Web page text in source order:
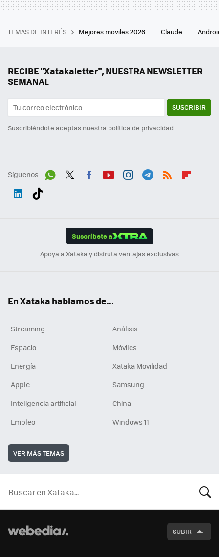
TEMAS DE INTERÉS Mejores moviles 2026 Claude
RECIBE "Xatakaletter", NUESTRA NEWSLETTER
SEMANAL
SUSCRIBIR
Suscribiéndote aceptas nuestra política de privacidad
Síguenos
Suscríbete a
Apoya a Xataka y disfruta ventajas exclusivas
En Xataka hablamos de...
Streaming
Análisis
Espacio
Móviles
Energía
Xataka Movilidad
Apple
Samsung
Inteligencia artificial
China
Empleo
Windows 11
VER MÁS TEMAS
SUBIR